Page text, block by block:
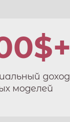
доход
моделей